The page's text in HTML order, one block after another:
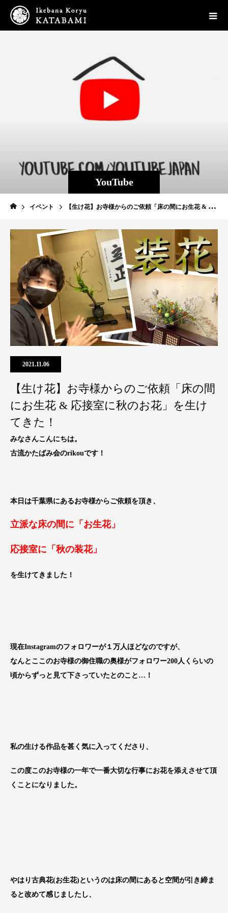
YouTube
イベント 【生け花】お寺様からのご依頼「床の間にお生花 & 応接室に秋のお花」を生けてきた！
2021.11.06
【生け花】お寺様からのご依頼「床の間
にお生花 & 応接室に秋のお花」を生け
てきた！
みなさんこんにちは。
古流かたばみ会のrikouです！
本日は千葉県にあるお寺様からご依頼を頂き、
立派な床の間に「お生花」
応接室に「秋の装花」
を生けてきました！
現在Instagramのフォロワーが１万人ほどなのですが、
なんとここのお寺様の御住職の奥様がフォロワー200人くらいの
頃からずっと見て下さっていたとのこと…！
私の生ける作品を甚く気に入ってくださり、
この度このお寺様の一年で一番大切な行事にお花を添えさせて頂
くことになりました。
やはり古典花(お生花)というのは床の間にあると空間が引き締ま
ると改めて感じましたし、